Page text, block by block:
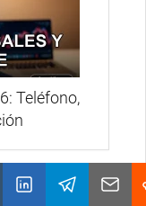
Teléfono,